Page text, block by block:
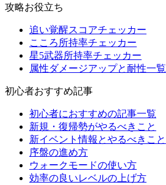
攻略お役立ち
追い覚醒スコアチェッカー
こころ所持率チェッカー
星5武器所持率チェッカー
属性ダメージアップと耐性一覧
初心者おすすめ記事
初心者におすすめの記事一覧
新規・復帰勢がやるべきこと
新イベント情報とやるべきこと
序盤の進め方
ウォークモードの使い方
効率の良いレベルの上げ方